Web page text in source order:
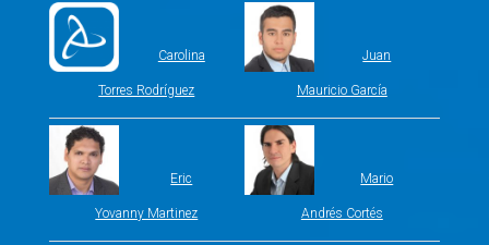
Carolina
Torres Rodríguez
Juan
Mauricio García
Eric
Yovanny Martinez
Mario
Andrés Cortés